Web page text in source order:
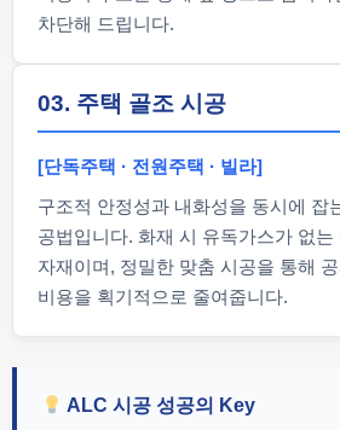
차단해 드립니다.
03. 주택 골조 시공
[단독주택 · 전원주택 · 빌라]
구조적 안정성과 내화성을 동시에 잡
공법입니다. 화재 시 유독가스가 없는
자재이며, 정밀한 맞춤 시공을 통해
비용을 획기적으로 줄여줍니다.
ALC 시공 성공의 Key